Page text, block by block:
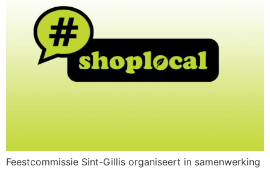
Feestcommissie Sint-Gillis organiseert in samenwerking